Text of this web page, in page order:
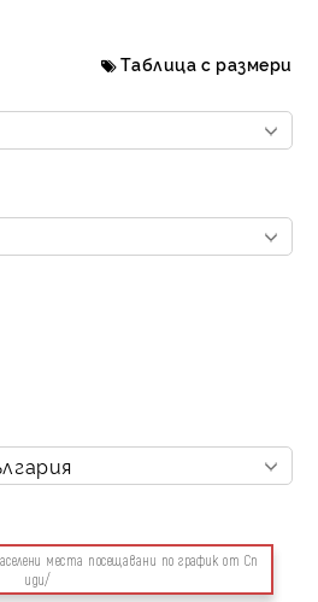
Таблица с размери
места посещавани по график от Сп
иди/